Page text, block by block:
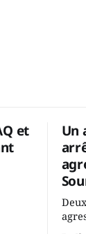
et
la
Un
à